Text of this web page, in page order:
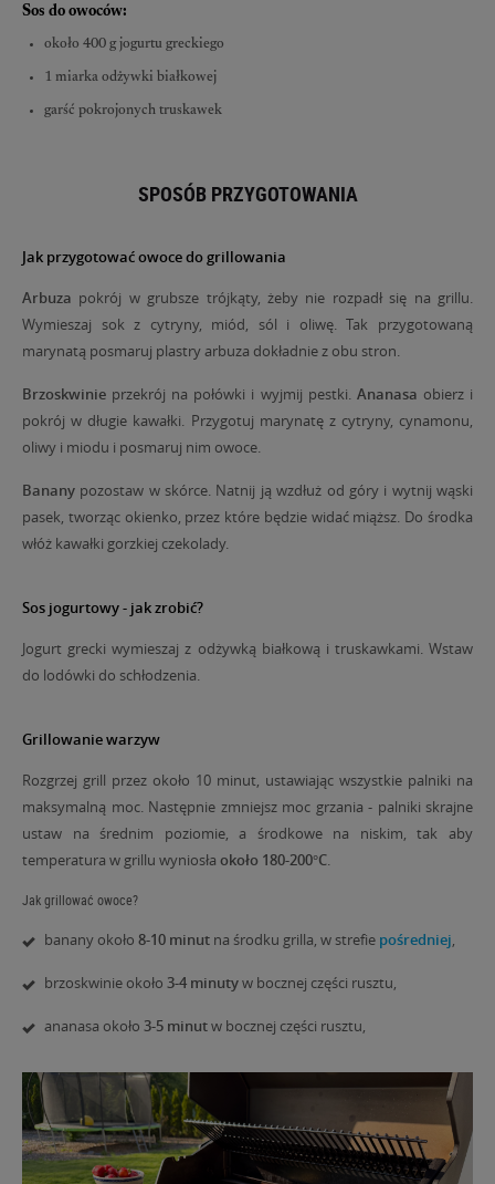
Sos do owoców:
około 400 g jogurtu greckiego
1 miarka odżywki białkowej
garść pokrojonych truskawek
SPOSÓB PRZYGOTOWANIA
Jak przygotować owoce do grillowania
Arbuza pokrój w grubsze trójkąty, żeby nie rozpadł się na grillu.
Wymieszaj sok z cytryny, miód, sól i oliwę. Tak przygotowaną
marynatą posmaruj plastry arbuza dokładnie z obu stron.
Brzoskwinie przekrój na połówki i wyjmij pestki. Ananasa obierz i
pokrój w długie kawałki. Przygotuj marynatę z cytryny, cynamonu,
oliwy i miodu i posmaruj nim owoce.
Banany pozostaw w skórce. Natnij ją wzdłuż od góry i wytnij wąski
pasek, tworząc okienko, przez które będzie widać miąższ. Do środka
włóż kawałki gorzkiej czekolady.
Sos jogurtowy - jak zrobić?
Jogurt grecki wymieszaj z odżywką białkową i truskawkami. Wstaw
do lodówki do schłodzenia.
Grillowanie warzyw
Rozgrzej grill przez około 10 minut, ustawiając wszystkie palniki na
maksymalną moc. Następnie zmniejsz moc grzania - palniki skrajne
ustaw na średnim poziomie, a środkowe na niskim, tak aby
temperatura w grillu wyniosła około 180-200°C.
Jak grillować owoce?
banany około 8-10 minut na środku grilla, w strefie pośredniej,
brzoskwinie około 3-4 minutyw bocznej części rusztu,
ananasa około 3-5 minutw bocznej części rusztu,